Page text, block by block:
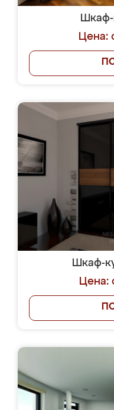
Шкаф-
Цена:
Шкаф-
Цена: